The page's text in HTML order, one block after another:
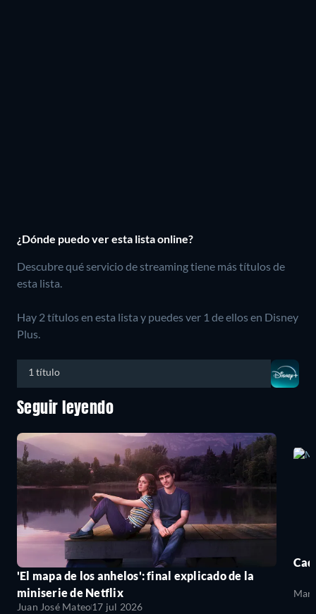
¿Dónde puedo ver esta lista online?
Descubre qué servicio de streaming tiene más títulos de
esta lista.
Hay 2 títulos en esta lista y puedes ver 1 de ellos en Disney
Plus.
1 título
Seguir leyendo
'El mapa de los anhelos': final explicado de la
miniserie de Netflix
Juan José Mateo17 jul 2026